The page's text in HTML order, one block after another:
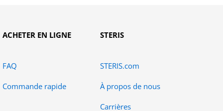
ACHETER EN LIGNE
FAQ
Commande rapide
STERIS
STERIS.com
À propos de nous
Carrières